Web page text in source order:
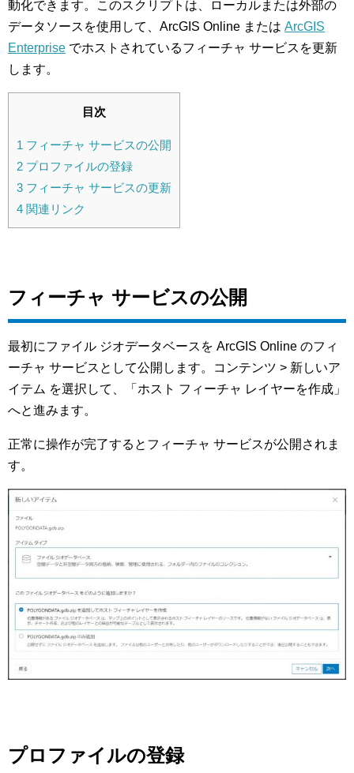
動化できます。このスクリプトは、ローカルまたは外部の
データソースを使用して、ArcGIS Online または ArcGIS
Enterprise でホストされているフィーチャ サービスを更新
します。
目次
1 フィーチャ サービスの公開
2 プロファイルの登録
3 フィーチャ サービスの更新
4 関連リンク
フィーチャ サービスの公開
最初にファイル ジオデータベースを ArcGIS Online のフィ
ーチャ サービスとして公開します。コンテンツ > 新しいア
イテム を選択して、「ホスト フィーチャ レイヤーを作成」
へと進みます。
正常に操作が完了するとフィーチャ サービスが公開されま
す。
プロファイルの登録